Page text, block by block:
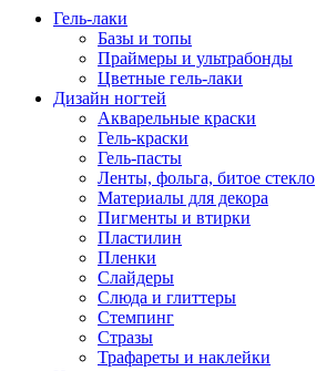
Гель-лаки
Базы и топы
Праймеры и ультрабонды
Цветные гель-лаки
Дизайн ногтей
Акварельные краски
Гель-краски
Гель-пасты
Ленты, фольга, битое стекло
Материалы для декора
Пигменты и втирки
Пластилин
Пленки
Слайдеры
Слюда и глиттеры
Стемпинг
Стразы
Трафареты и наклейки